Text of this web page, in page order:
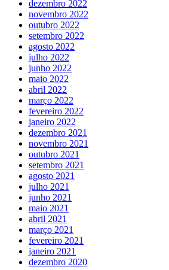
dezembro 2022
novembro 2022
outubro 2022
setembro 2022
agosto 2022
julho 2022
junho 2022
maio 2022
abril 2022
março 2022
fevereiro 2022
janeiro 2022
dezembro 2021
novembro 2021
outubro 2021
setembro 2021
agosto 2021
julho 2021
junho 2021
maio 2021
abril 2021
março 2021
fevereiro 2021
janeiro 2021
dezembro 2020